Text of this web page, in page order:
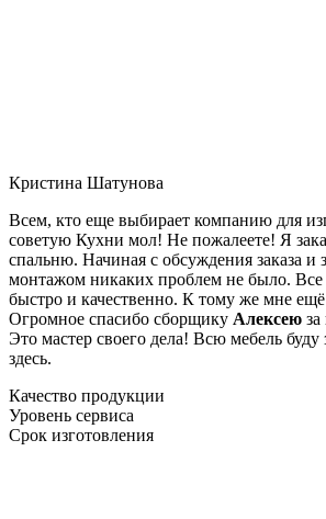
Кристина Шатунова
Всем, кто еще выбирает компанию для
советую Кухни мол! Не пожалеете! Я
спальню. Начиная с обсуждения заказа и
монтажом никаких проблем не было. Все
быстро и качественно. К тому же мне
Огромное спасибо сборщику Алексею
Это мастер своего дела! Всю мебель буду
здесь.
Качество продукции
Уровень сервиса
Срок изготовления